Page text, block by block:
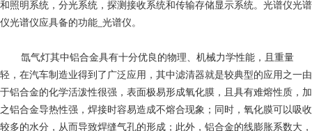
和照明系统，分光系统，探测接收系统和传输存储显示系统。光谱仪光谱
仪光谱仪应具备的功能_光谱仪。
氙气灯其中铝合金具有十分优良的物理、机械力学性能，且重量
轻，在汽车制造业得到了广泛应用，其中滤清器就是较典型的应用之一由
于铝合金的化学活泼性很强，表面极易形成氧化膜，且具有难熔性质，加
之铝合金导热性强，焊接时容易造成不熔合现象；同时，氧化膜可以吸收
较多的水分，从而导致焊缝气孔的形成；此外，铝合金的线膨胀系数大，